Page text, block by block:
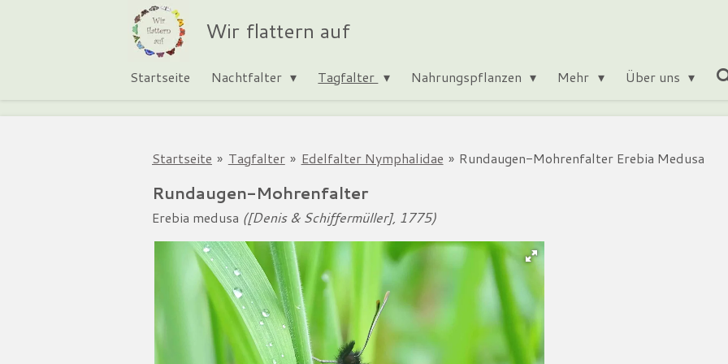
Wir flattern auf
Startseite Nachtfalter Tagfalter Nahrungspflanzen Mehr Über uns
Startseite » Tagfalter » Edelfalter Nymphalidae » Rundaugen-Mohrenfalter Erebia Medusa
Rundaugen-Mohrenfalter
Erebia medusa ([Denis & Schiffermüller], 1775)